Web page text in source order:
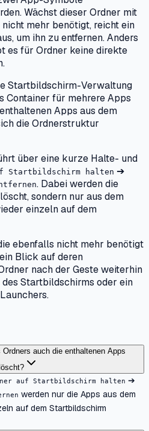
Wächst dieser Ordner mit
mehr benötigt, reicht ein
um ihn zu entfernen. Anders
es für Ordner keine direkte
Startbildschirm-Verwaltung
Container für mehrere Apps
Apps aus dem
die Ordnerstruktur
über eine kurze Halte- und
Startbildschirm halten ➔
. Dabei werden die
sondern nur aus dem
einzeln auf dem
ebenfalls nicht mehr benötigt
Blick auf deren
nach der Geste weiterhin
Startbildschirms oder ein
auch die enthaltenen Apps
auf Startbildschirm halten ➔
werden nur die Apps aus dem
auf dem Startbildschirm